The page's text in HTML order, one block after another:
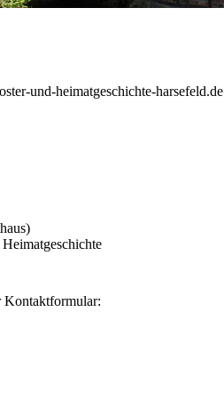
und-heimatgeschichte-harsefeld.de
Kontaktformular: